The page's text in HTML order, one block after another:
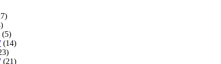
(5)
(14)
(21)